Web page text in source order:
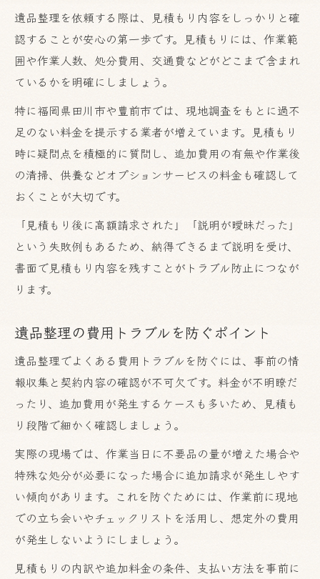
遺品整理を依頼する際は、見積もり内容をしっかりと確
認することが安心の第一歩です。見積もりには、作業範
囲や作業人数、処分費用、交通費などがどこまで含まれ
ているかを明確にしましょう。
特に福岡県田川市や豊前市では、現地調査をもとに過不
足のない料金を提示する業者が増えています。見積もり
時に疑問点を積極的に質問し、追加費用の有無や作業後
の清掃、供養などオプションサービスの料金も確認して
おくことが大切です。
「見積もり後に高額請求された」「説明が曖昧だった」
という失敗例もあるため、納得できるまで説明を受け、
書面で見積もり内容を残すことがトラブル防止につなが
ります。
遺品整理の費用トラブルを防ぐポイント
遺品整理でよくある費用トラブルを防ぐには、事前の情
報収集と契約内容の確認が不可欠です。料金が不明瞭だ
ったり、追加費用が発生するケースも多いため、見積も
り段階で細かく確認しましょう。
実際の現場では、作業当日に不要品の量が増えた場合や
特殊な処分が必要になった場合に追加請求が発生しやす
い傾向があります。これを防ぐためには、作業前に現地
での立ち会いやチェックリストを活用し、想定外の費用
が発生しないようにしましょう。
見積もりの内訳や追加料金の条件、支払い方法を事前に